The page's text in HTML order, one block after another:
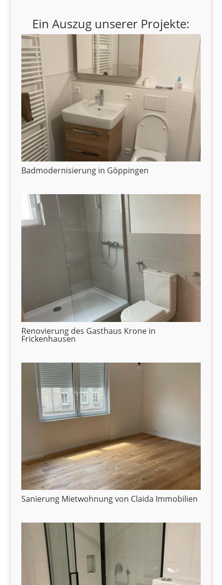
Ein Auszug unserer Projekte:
Badmodernisierung in Göppingen
Renovierung des Gasthaus Krone in
Frickenhausen
Sanierung Mietwohnung von Claida Immobilien